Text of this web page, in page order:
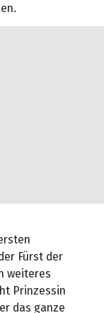
Fürst der
weiteres
Prinzessin
das ganze